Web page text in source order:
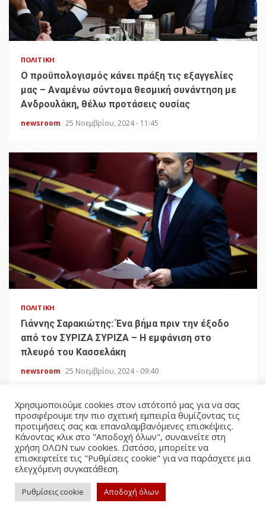
ΠΟΛΙΤΙΚΉ
Ο προϋπολογισμός κάνει πράξη τις εξαγγελίες
μας – Αναμένω σύντομα θεσμική συνάντηση με
Ανδρουλάκη, θέλω προτάσεις ουσίας
newsroom 25 Νοεμβρίου, 2024 - 11:45
ΠΟΛΙΤΙΚΉ
Γιάννης Σαρακιώτης: Ένα βήμα πριν την έξοδο
από τον ΣΥΡΙΖΑ ΣΥΡΙΖΑ – Η εμφάνιση στο
πλευρό του Κασσελάκη
newsroom 25 Νοεμβρίου, 2024 - 09:40
Χρησιμοποιούμε cookies στον ιστότοπό μας για να σας
προσφέρουμε την πιο σχετική εμπειρία θυμίζοντας τις
προτιμήσεις σας και επαναλαμβανόμενες επισκέψεις.
Κάνοντας κλικ στο "Αποδοχή όλων", συναινείτε στη
χρήση ΟΛΩΝ των cookies. Ωστόσο, μπορείτε να
επισκεφτείτε τις "Ρυθμίσεις cookie" για να παράσχετε μια
ελεγχόμενη συγκατάθεση.
Ρυθμίσεις cookie Αποδοχή όλων